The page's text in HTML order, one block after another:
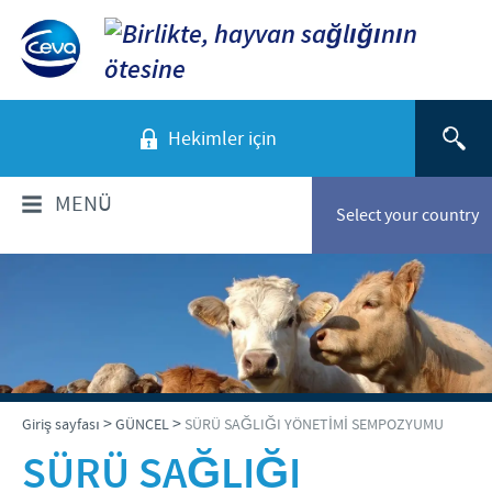
Hekimler için
Select your country
MENÜ
Türkiye'de Ceva
Vizyonumuz
Değerlerimiz
ÜRÜNLERİMİZ
Kanatlı
Büyükbaş
SORUMLULUK
İnsan Sağlığını Korumak
Giriş sayfası >GÜNCEL> SÜRÜ SAĞLIĞI YÖNETİMİ SEMPOZYUMU
SÜRÜ SAĞLIĞI